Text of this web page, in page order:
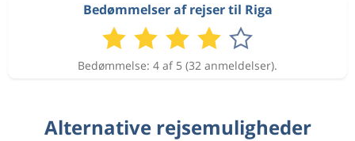
Bedømmelser af rejser til Riga
Bedømmelse: 4 af 5 (32 anmeldelser).
Alternative rejsemuligheder